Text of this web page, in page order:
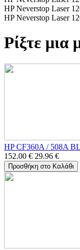
HP Neverstop Laser
HP Neverstop Laser
Ρίξτε μια
HP CF360A / 508A
152.00 € 29.96 €
Προσθήκη στο Καλάθι